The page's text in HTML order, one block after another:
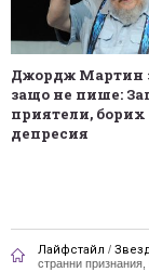
Джордж Мартин
защо не пише:
приятели, борих
депресия
Лайфстайл /
странни